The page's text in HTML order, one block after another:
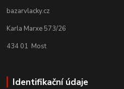
bazarvlacky.cz
Karla Marxe 573/26
434 01 Most
Identifikační údaje